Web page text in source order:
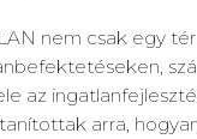
nem csak egy
az
arra,